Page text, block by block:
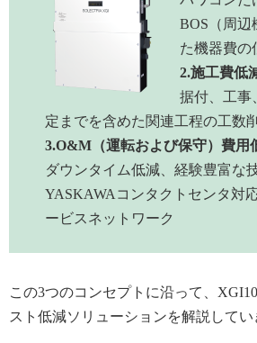
BOS（周辺
た機器費の
2.施工費低
据付、工事
定までを含めた関連工程の工数
3.O&M（運転および保守）費用
ダウンタイム低減、経験豊富な
YASKAWAコンタクトセンタ対
ービスネットワーク
この3つのコンセプトに沿って、
スト低減ソリューションを解説してい